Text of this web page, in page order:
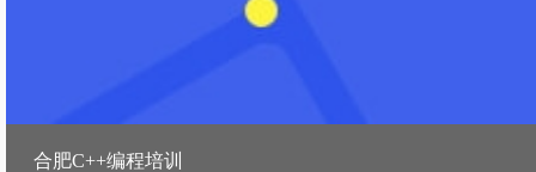
合肥C++编程培训